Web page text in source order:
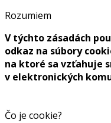
Rozumiem
V týchto zásadách
odkaz na súbory
na ktoré sa vzťahuje
v elektronických
Čo je cookie?